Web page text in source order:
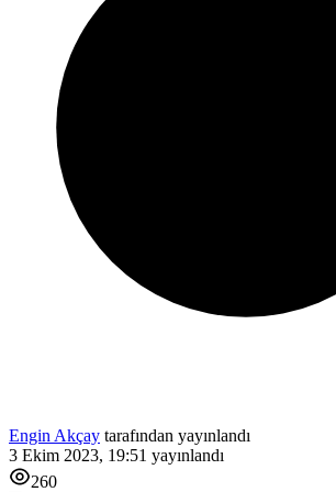
Engin Akçay tarafından yayınlandı
3 Ekim 2023, 19:51 yayınlandı
260